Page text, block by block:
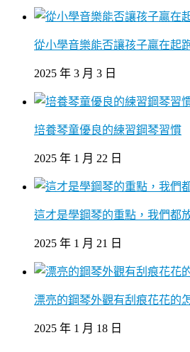
從小學音樂能否讓孩子贏在起
2025 年 3 月 3 日
培養琴童優良的練習鋼琴習慣
2025 年 1 月 22 日
這才是學鋼琴的重點，我們都
2025 年 1 月 21 日
漂亮的鋼琴外觀有刮痕花花的
2025 年 1 月 18 日